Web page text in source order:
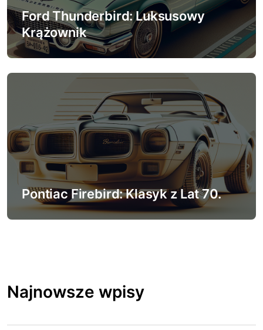
Ford Thunderbird: Luksusowy
Krążownik
Pontiac Firebird: Klasyk z Lat 70.
Najnowsze wpisy